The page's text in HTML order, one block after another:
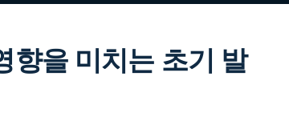
향을 미치는 초기 발